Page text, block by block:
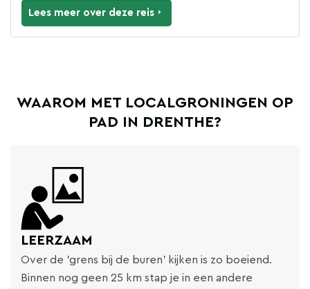
Lees meer over deze reis
WAAROM MET LOCALGRONINGEN OP
PAD IN DRENTHE?
LEERZAAM
Over de 'grens bij de buren' kijken is zo boeiend.
Binnen nog geen 25 km stap je in een andere